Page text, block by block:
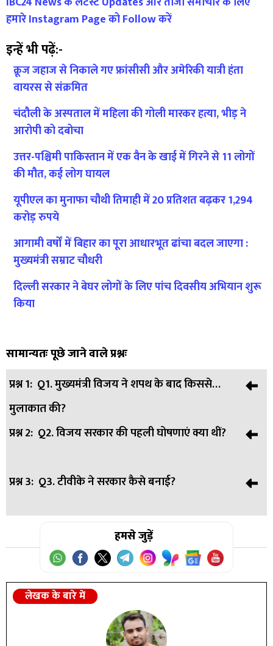
हमारे Instagram Page को Follow करें
इन्हें भी पढ़ें:-
क्रूज जहाज से निकाले गए फ्रांसीसी और अमेरिकी यात्री हंता
वायरस से संक्रमित
चंदौली के अस्पताल में महिला की गोली मारकर हत्या, भीड़ ने
आरोपी को दबोचा
उत्तर-पश्चिमी पाकिस्तान में एक वैन के खाई में गिरने से 11 लोगों
की मौत, कई लोग घायल
यूपीएल का मुनाफा चौथी तिमाही में 20 प्रतिशत बढ़कर 1,294
करोड़ रुपये
आगामी वर्षों में बिहार का पूरा आधारभूत ढांचा बदल जाएगा :
मुख्यमंत्री सम्राट चौधरी
दिल्ली सरकार ने बेघर लोगों के लिए पांच दिवसीय अभियान शुरू
किया
सामान्यतः पूछे जाने वाले प्रश्नः
प्रश्न 1: Q1. मुख्यमंत्री विजय ने शपथ के बाद किससे
मुलाकात की?
उत्तर: उत्तर: उन्होंने डीएमके प्रमुख एमके स्टालिन और उदयनिधि स्टालिन
प्रश्न 2: Q2. विजय सरकार की पहली घोषणाएं क्या थीं?
उत्तर: उत्तर: 200 यूनिट मुफ्त बिजली और महिला सुरक्षा के लिए विशेष
प्रश्न 3: Q3. टीवीके ने सरकार कैसे बनाई?
उत्तर: कांग्रेस, वाम दलों और अन्य सहयोगी दलों के समर्थन से
सरकार बनाई गई।
हमसे जुड़ें
लेखक के बारे में